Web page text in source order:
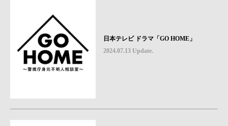
日本テレビ ドラマ「GO HOME」
2024.07.13 Update.